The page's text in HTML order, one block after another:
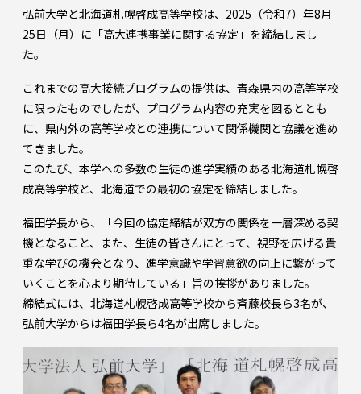
弘前大学と北海道札幌啓成高等学校は、2025（令和7）年8月
25日（月）に「高大連携事業に関する協定」を締結しまし
た。
これまでの高大接続プログラムの提供は、青森県内の高等学校
に限ったものでしたが、プログラム内容の充実を図るととも
に、県内外の高等学校との連携について関係機関と協議を進め
てきました。
このたび、本学への多数の生徒の進学実績のある北海道札幌啓
成高等学校と、北海道での最初の協定を締結しました。
福田学長から、「今回の協定締結が双方の関係を一層深める契
機となること、また、生徒の皆さんにとって、視野を広げる貴
重な学びの機会となり、進学意識や学習意欲の向上に繋がって
いくことを心より期待している」旨の挨拶がありました。
締結式には、北海道札幌啓成高等学校から斉藤校長ら3名が、
弘前大学からは福田学長ら4名が出席しました。